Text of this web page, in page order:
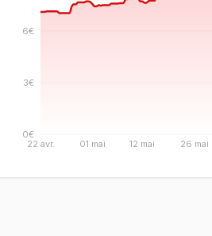
22 avr. 01 mai 12 mai 26 mai
0€
3€
6€